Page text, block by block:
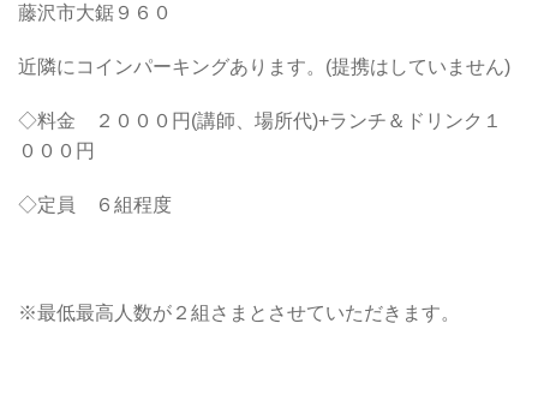
藤沢市大鋸９６０
近隣にコインパーキングあります。(提携はしていません)
◇料金 ２０００円(講師、場所代)+ランチ＆ドリンク１
０００円
◇定員 ６組程度
※最低最高人数が２組さまとさせていただきます。